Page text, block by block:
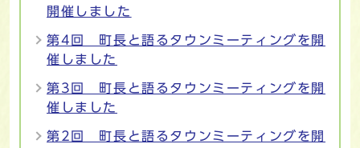
開催しました
第4回 町長と語るタウンミーティングを開
催しました
第3回 町長と語るタウンミーティングを開
催しました
第2回 町長と語るタウンミーティングを開